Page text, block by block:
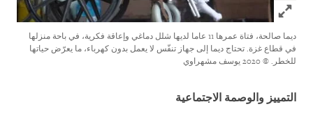
Click to expand Image
ديما صالحة، فتاة عمرها 11 عاما لديها شلل دماغي وإعاقة فكرية، في باحة منزلها
في قطاع غزة. تحتاج ديما إلى جهاز تنفّس لا يعمل بدون كهرباء، ما يعرّض حياتها
للخطر. © 2020 يوسف مشهراوي
التمييز والوصمة الاجتماعية